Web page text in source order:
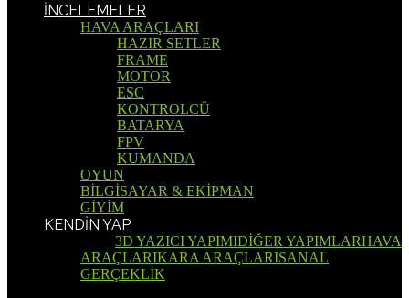
İNCELEMELER
HAVA ARAÇLARI
HAZIR SETLER
FRAME
MOTOR
ESC
KONTROLCÜ
BATARYA
FPV
KUMANDA
OYUN
BİLGİSAYAR & EKİPMAN
GİYİM
KENDİN YAP
3D YAZICI YAPIMIDİĞER YAPIMLARHAVA
ARAÇLARIKARA ARAÇLARISANAL
GERÇEKLİK